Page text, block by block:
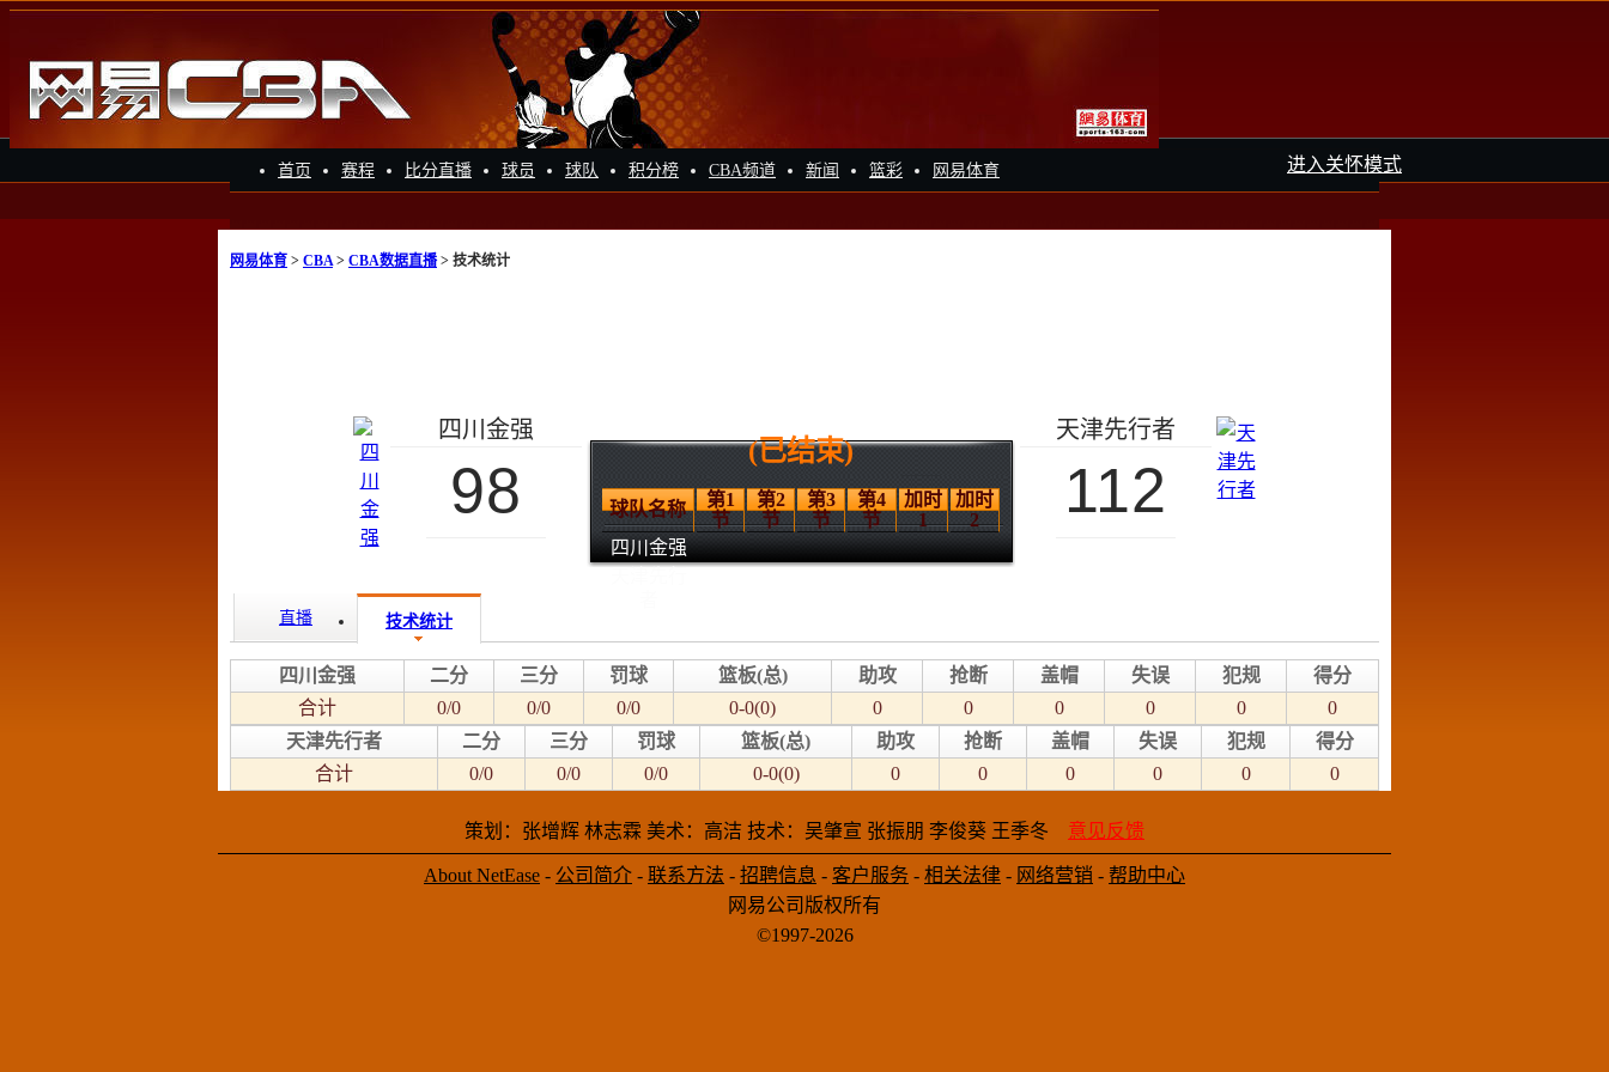
进入关怀模式
首页 赛程 比分直播 球员 球队 积分榜 CBA频道 新闻 篮彩 网易体育
网易体育 > CBA> CBA数据直播> 技术统计
四川金强
98
(已结束)
球队名称
第1
节
第2
节
第3
节
第4
节
加时
1
加时
2
四川金强
天津先行者
112
直播 技术统计
四川金强 二分 三分 罚球 篮板(总) 助攻 抢断 盖帽 失误 犯规
得分
合计
0/0 0/0 0/0 0-0(0) 0 0 0 0 0
0
天津先行者
二分 三分 罚球 篮板(总) 助攻 抢断 盖帽 失误 犯规
得分
合计
0/0 0/0 0/0 0-0(0) 0 0 0 0 0 0
策划：张增辉 林志霖 美术：高洁 技术：吴肇宣 张振朋 李俊葵 王季冬 意见反馈
About NetEase - 公司简介 - 联系方法 - 招聘信息 - 客户服务 - 相关法律 - 网络营销 - 帮助中心
网易公司版权所有
©1997-2026